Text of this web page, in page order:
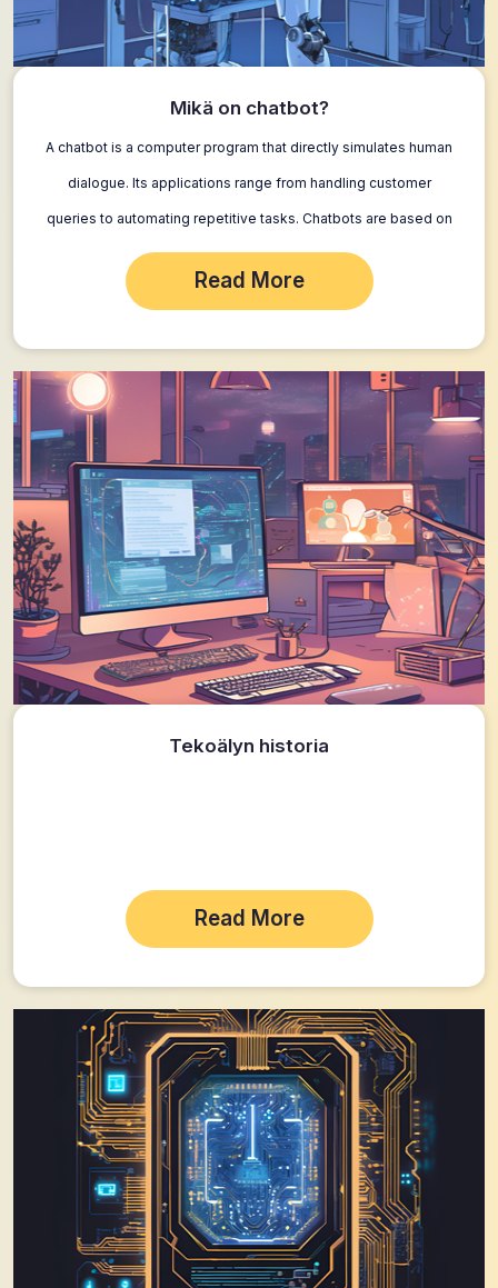
Mikä on chatbot?
A chatbot is a computer program that directly simulates human
dialogue. Its applications range from handling customer
queries to automating repetitive tasks. Chatbots are based on
different technologies; not all…
Read More
Tekoälyn historia
Read More